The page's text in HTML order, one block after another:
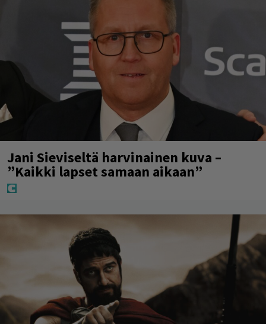
Jani Sieviseltä harvinainen kuva –
”Kaikki lapset samaan aikaan”